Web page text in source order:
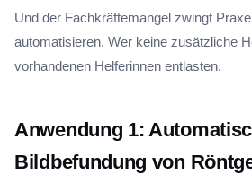
Und der Fachkräftemangel zwingt
automatisieren. Wer keine zusätzliche
vorhandenen Helferinnen entlasten.
Anwendung 1:
Bildbefundung von